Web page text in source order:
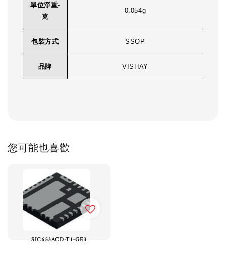
單位淨重-
克
0.054g
包裝方式 SSOP
品牌 VISHAY
您可能也喜歡
SIC653ACD-T1-GE3